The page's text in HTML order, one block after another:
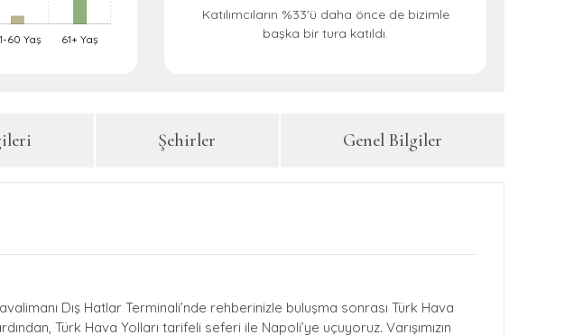
60 Yaş 61+ Yaş
Katılımcıların %33'ü daha önce de bizimle
başka bir tura katıldı.
Şehirler Genel Bilgiler
Dış Hatlar Terminali’nde rehberinizle buluşma sonrası Türk Hava
Türk Hava Yolları tarifeli seferi ile Napoli’ye uçuyoruz. Varışımızın